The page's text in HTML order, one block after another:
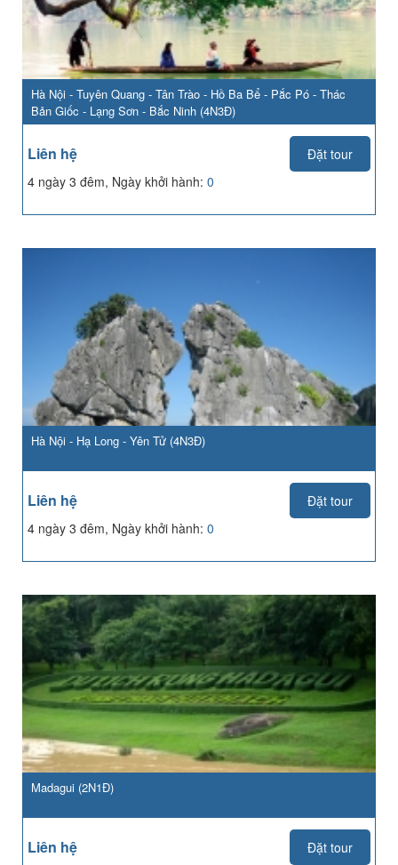
Hà Nội - Tuyên Quang - Tân Trào - Hồ Ba Bể - Pắc Pó - Thác
Bản Giốc - Lạng Sơn - Bắc Ninh (4N3Đ)
Liên hệ
Đặt tour
4 ngày 3 đêm, Ngày khởi hành: 0
Hà Nội - Hạ Long - Yên Tử (4N3Đ)
Liên hệ
Đặt tour
4 ngày 3 đêm, Ngày khởi hành: 0
Madagui (2N1Đ)
Liên hệ
Đặt tour